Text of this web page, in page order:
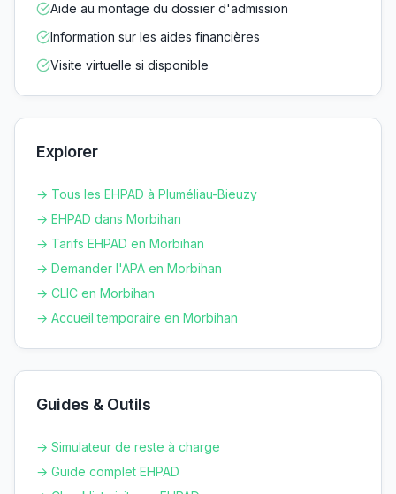
Aide au montage du dossier d'admission
Information sur les aides financières
Visite virtuelle si disponible
Explorer
→ Tous les EHPAD à Pluméliau-Bieuzy
→ EHPAD dans Morbihan
→ Tarifs EHPAD en Morbihan
→ Demander l'APA en Morbihan
→ CLIC en Morbihan
→ Accueil temporaire en Morbihan
Guides & Outils
→ Simulateur de reste à charge
→ Guide complet EHPAD